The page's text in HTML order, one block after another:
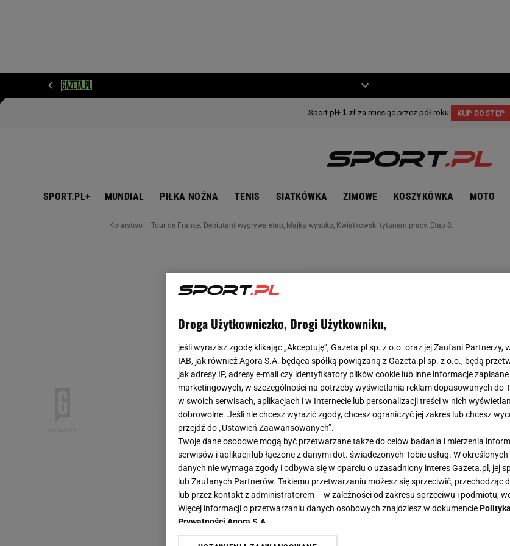
SPORT.PL+ MUNDIAL PIŁKA NOŻNA TENIS SIATKÓWKA ZIMOWE KOSZYKÓWKA MOTO
Kolarstwo Tour de France. Debiutant wygrywa etap, Majka wysoko, Kwiatkowski tytanem pracy. Etap 8.
Droga Użytkowniczko, Drogi Użytkowniku,
jeśli wyrazisz zgodę klikając „Akceptuję”, Gazeta.pl sp. z o.o. oraz jej Zaufani Partnerzy,
IAB, jak również Agora S.A. będąca spółką powiązaną z Gazeta.pl sp. z o.o., będą
jak adresy IP, adresy e-mail czy identyfikatory plików cookie lub inne informacje
marketingowych, w szczególności na potrzeby wyświetlania reklam dopasowanych do
w swoich serwisach, aplikacjach i w Internecie lub personalizacji treści w nich
dobrowolne. Jeśli nie chcesz wyrazić zgody, chcesz ograniczyć jej zakres lub chcesz
przejdź do „Ustawień Zaawansowanych”.
Twoje dane osobowe mogą być przetwarzane także do celów badania i mierzenia
serwisów i aplikacji lub łączone z danymi dot. świadczonych Tobie usług. W
danych nie wymaga zgody i odbywa się w oparciu o uzasadniony interes Gazeta.pl, jej
lub Zaufanych Partnerów. Takiemu przetwarzaniu możesz się sprzeciwić, przechodząc
lub przez kontakt z administratorem – w zależności od zakresu sprzeciwu i podmiotu,
Więcej informacji o przetwarzaniu danych osobowych znajdziesz w dokumencie
Prywatności Agora S.A.